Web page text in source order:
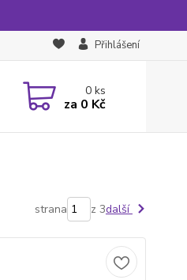
Přihlášení
0ks
za 0 Kč
strana z 3další